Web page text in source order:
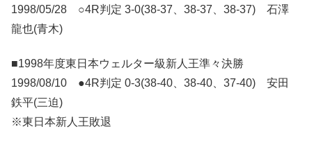
1998/05/28 ○4R判定 3-0(38-37、38-37、38-37) 石澤
龍也(青木)
■1998年度東日本ウェルター級新人王準々決勝
1998/08/10 ●4R判定 0-3(38-40、38-40、37-40) 安田
鉄平(三迫)
※東日本新人王敗退